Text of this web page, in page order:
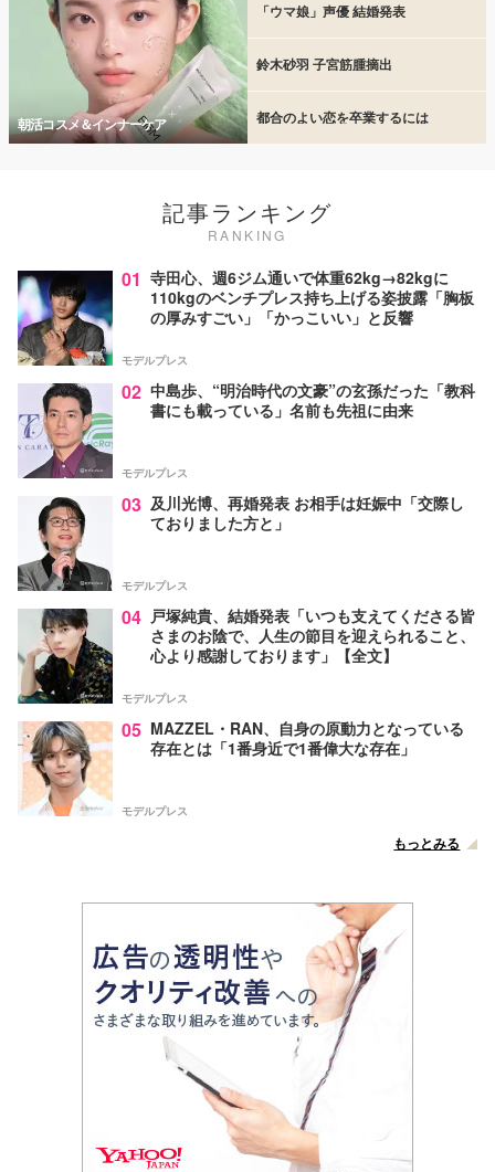
朝活コスメ＆インナーケア
「ウマ娘」声優 結婚発表
鈴木砂羽 子宮筋腫摘出
都合のよい恋を卒業するには
記事ランキング
RANKING
01 寺田心、週6ジム通いで体重62kg→82kgに
110kgのベンチプレス持ち上げる姿披露「胸板
の厚みすごい」「かっこいい」と反響
モデルプレス
02 中島歩、“明治時代の文豪”の玄孫だった「教科
書にも載っている」名前も先祖に由来
モデルプレス
03 及川光博、再婚発表 お相手は妊娠中「交際し
ておりました方と」
モデルプレス
04 戸塚純貴、結婚発表「いつも支えてくださる皆
さまのお陰で、人生の節目を迎えられること、
心より感謝しております」【全文】
モデルプレス
05 MAZZEL・RAN、自身の原動力となっている
存在とは「1番身近で1番偉大な存在」
モデルプレス
もっとみる